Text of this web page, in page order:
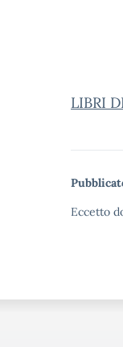
LIBRI
Eccetto